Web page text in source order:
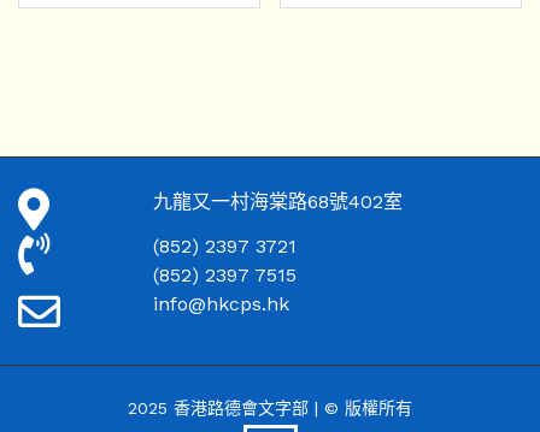
九龍又一村海棠路68號402室
(852) 2397 3721
(852) 2397 7515
info@hkcps.hk
2025 香港路德會文字部 | © 版權所有